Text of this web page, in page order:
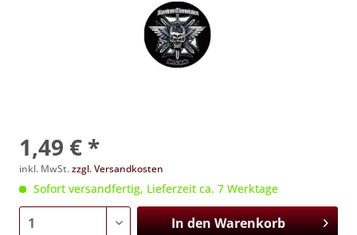
1,49 € *
inkl. MwSt.zzgl. Versandkosten
Sofort versandfertig, Lieferzeit ca. 7 Werktage
In denWarenkorb